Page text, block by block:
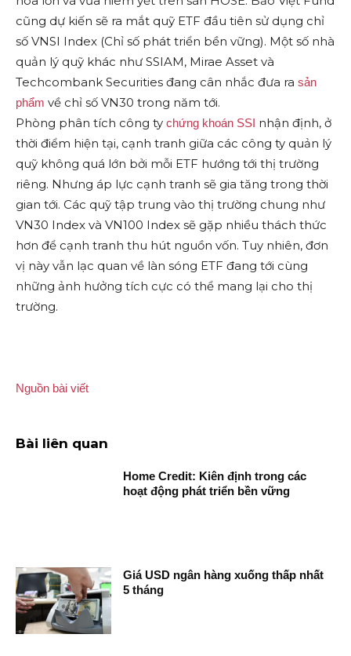
cũng dự kiến sẽ ra mắt quỹ ETF đầu tiên sử dụng chỉ
số VNSI Index (Chỉ số phát triển bền vững). Một số nhà
quản lý quỹ khác như SSIAM, Mirae Asset và
Techcombank Securities đang cân nhắc đưa ra sản
phẩm về chỉ số VN30 trong năm tới.
Phòng phân tích công ty chứng khoán SSI nhận định, ở
thời điểm hiện tại, cạnh tranh giữa các công ty quản lý
quỹ không quá lớn bởi mỗi ETF hướng tới thị trường
riêng. Nhưng áp lực cạnh tranh sẽ gia tăng trong thời
gian tới. Các quỹ tập trung vào thị trường chung như
VN30 Index và VN100 Index sẽ gặp nhiều thách thức
hơn để cạnh tranh thu hút nguồn vốn. Tuy nhiên, đơn
vị này vẫn lạc quan về làn sóng ETF đang tới cùng
những ảnh hưởng tích cực có thể mang lại cho thị
trường.
Nguồn bài viết
Bài liên quan
Home Credit: Kiên định trong các
hoạt động phát triển bền vững
Giá USD ngân hàng xuống thấp nhất
5 tháng